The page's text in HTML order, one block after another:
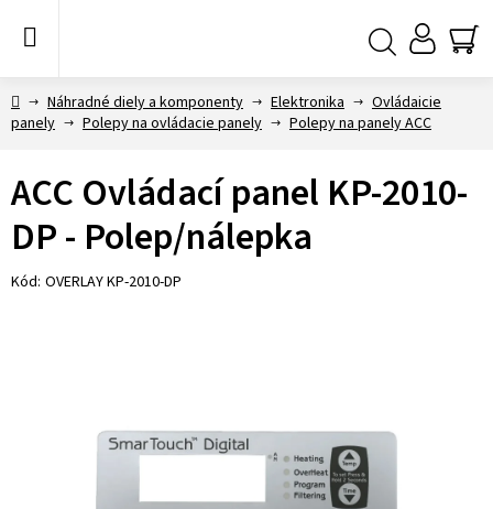
DomovNáhradné diely a komponenty Elektronika
Ovládaicie
panely
Polepy na ovládacie panely Polepy na panely ACC
ACC Ovládací panel KP-2010-
DP - Polep/nálepka
Kód: OVERLAY KP-2010-DP